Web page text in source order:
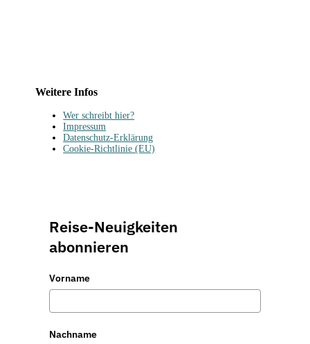
Weitere Infos
Wer schreibt hier?
Impressum
Datenschutz-Erklärung
Cookie-Richtlinie (EU)
Reise-Neuigkeiten
abonnieren
Vorname
Nachname